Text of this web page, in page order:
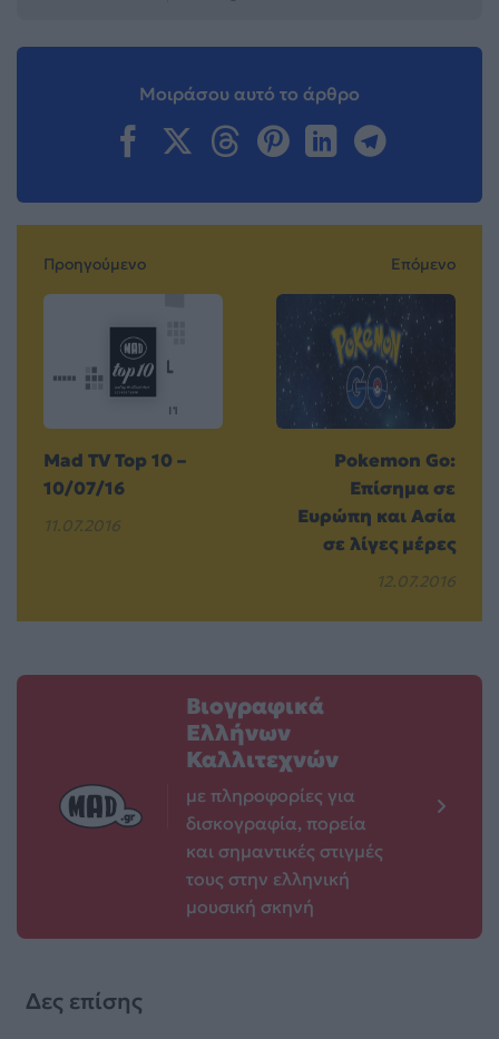
Μοιράσου αυτό το άρθρο
Προηγούμενο
Mad TV Top 10 –
10/07/16
11.07.2016
Επόμενο
Pokemon Go:
Επίσημα σε
Ευρώπη και Ασία
σε λίγες μέρες
12.07.2016
Βιογραφικά
Ελλήνων
Καλλιτεχνών
με πληροφορίες για
δισκογραφία, πορεία
και σημαντικές στιγμές
τους στην ελληνική
μουσική σκηνή
Δες επίσης